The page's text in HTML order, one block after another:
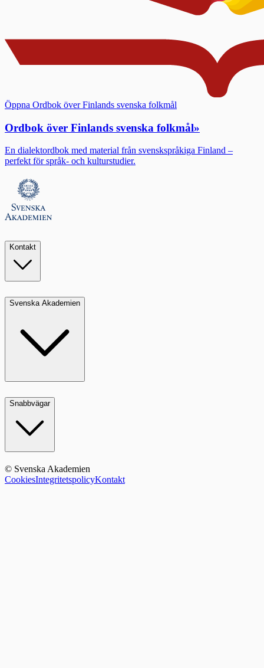
Öppna Ordbok över Finlands svenska folkmål
Ordbok över Finlands svenska folkmål»
En dialektordbok med material från svenskspråkiga Finland –
perfekt för språk- och kulturstudier.
Kontakt
Svenska Akademien
Snabbvägar
© Svenska Akademien
CookiesIntegritetspolicyKontakt